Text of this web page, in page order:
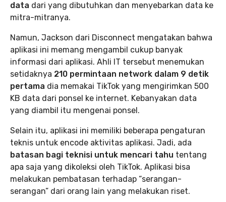
data dari yang dibutuhkan dan menyebarkan data ke
mitra-mitranya.
Namun, Jackson dari Disconnect mengatakan bahwa
aplikasi ini memang mengambil cukup banyak
informasi dari aplikasi. Ahli IT tersebut menemukan
setidaknya 210 permintaan network dalam 9 detik
pertama dia memakai TikTok yang mengirimkan 500
KB data dari ponsel ke internet. Kebanyakan data
yang diambil itu mengenai ponsel.
Selain itu, aplikasi ini memiliki beberapa pengaturan
teknis untuk encode aktivitas aplikasi. Jadi, ada
batasan bagi teknisi untuk mencari tahu tentang
apa saja yang dikoleksi oleh TikTok. Aplikasi bisa
melakukan pembatasan terhadap “serangan-
serangan” dari orang lain yang melakukan riset.